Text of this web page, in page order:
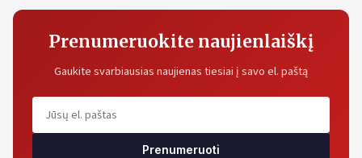
Prenumeruokite naujienlaiškį
Gaukite svarbiausias naujienas tiesiai į savo el. paštą
Prenumeruoti